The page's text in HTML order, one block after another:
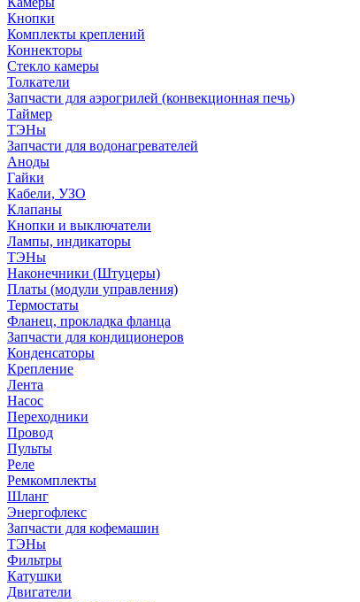
Кнопки
Комплекты креплений
Коннекторы
Стекло камеры
Толкатели
Запчасти для аэрогрилей (конвекционная печь)
Таймер
ТЭНы
Запчасти для водонагревателей
Аноды
Гайки
Кабели, УЗО
Клапаны
Кнопки и выключатели
Лампы, индикаторы
ТЭНы
Наконечники (Штуцеры)
Платы (модули управления)
Термостаты
Фланец, прокладка фланца
Запчасти для кондиционеров
Конденсаторы
Крепление
Лента
Насос
Переходники
Провод
Пульты
Реле
Ремкомплекты
Шланг
Энергофлекс
Запчасти для кофемашин
ТЭНы
Фильтры
Катушки
Двигатели